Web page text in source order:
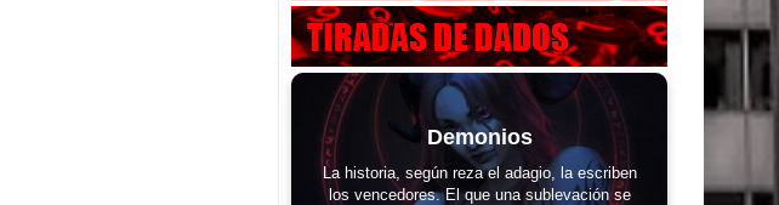
Demonios
La historia, según reza el adagio, la escriben
los vencedores. El que una sublevación se